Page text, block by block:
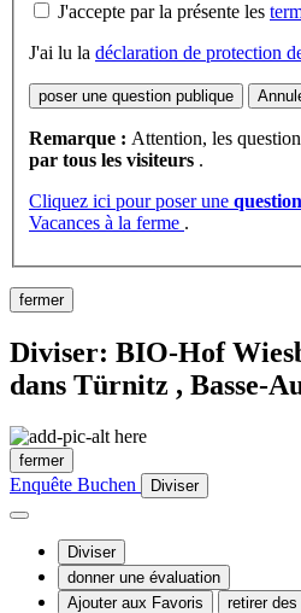
J'accepte par la présente les
J'ai lu la déclaration de protection
poser une question publique
Remarque : Attention, les
par tous les visiteurs .
Cliquez ici pour poser une
Vacances à la ferme .
fermer
Diviser: BIO-Hof
dans Türnitz , Basse-
fermer
Enquête Buchen Diviser
Diviser
donner une évaluation
Ajouter aux Favoris
retirer